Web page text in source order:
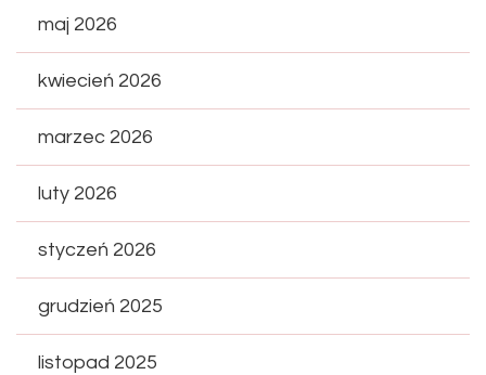
maj 2026
kwiecień 2026
marzec 2026
luty 2026
styczeń 2026
grudzień 2025
listopad 2025